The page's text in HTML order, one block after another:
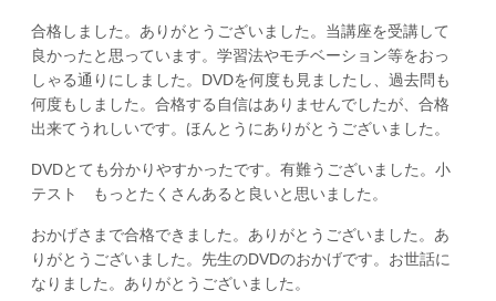
合格しました。ありがとうございました。当講座を受講して
良かったと思っています。学習法やモチベーション等をおっ
しゃる通りにしました。DVDを何度も見ましたし、過去問も
何度もしました。合格する自信はありませんでしたが、合格
出来てうれしいです。ほんとうにありがとうございました。
DVDとても分かりやすかったです。有難うございました。小
テスト もっとたくさんあると良いと思いました。
おかげさまで合格できました。ありがとうございました。あ
りがとうございました。先生のDVDのおかげです。お世話に
なりました。ありがとうございました。